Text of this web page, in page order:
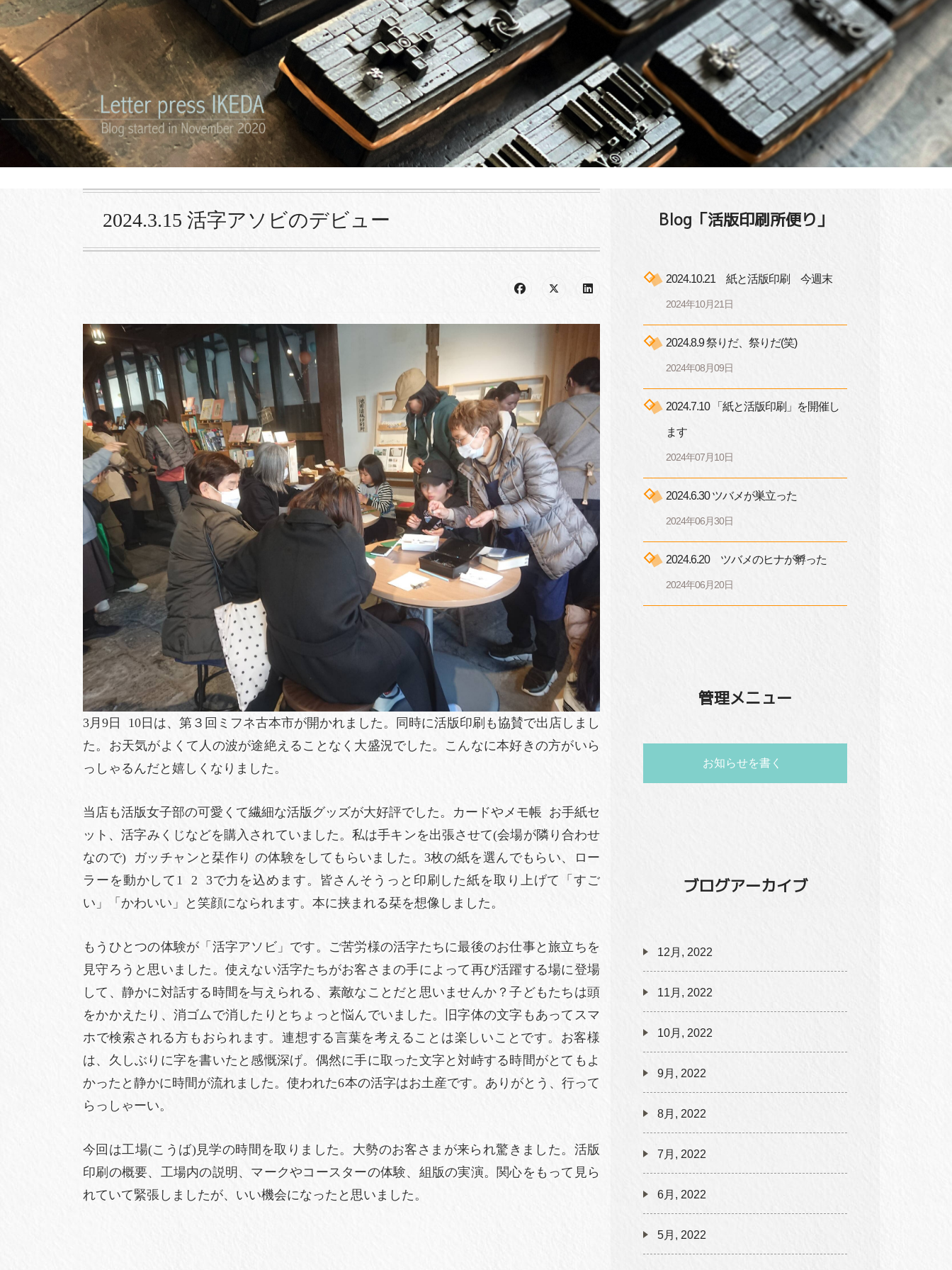
2024.3.15 活字アソビのデビュー
3月9日 10日は、第３回ミフネ古本市が開かれました。同時に活版印刷も協賛で出店しまし
た。お天気がよくて人の波が途絶えることなく大盛況でした。こんなに本好きの方がいら
っしゃるんだと嬉しくなりました。
当店も活版女子部の可愛くて繊細な活版グッズが大好評でした。カードやメモ帳 お手紙セ
ット、活字みくじなどを購入されていました。私は手キンを出張させて(会場が隣り合わせ
なので) ガッチャンと栞作り の体験をしてもらいました。3枚の紙を選んでもらい、ロー
ラーを動かして1 2 3で力を込めます。皆さんそうっと印刷した紙を取り上げて「すご
い」「かわいい」と笑顔になられます。本に挟まれる栞を想像しました。
もうひとつの体験が「活字アソビ」です。ご苦労様の活字たちに最後のお仕事と旅立ちを
見守ろうと思いました。使えない活字たちがお客さまの手によって再び活躍する場に登場
して、静かに対話する時間を与えられる、素敵なことだと思いませんか？子どもたちは頭
をかかえたり、消ゴムで消したりとちょっと悩んでいました。旧字体の文字もあってスマ
ホで検索される方もおられます。連想する言葉を考えることは楽しいことです。お客様
は、久しぶりに字を書いたと感慨深げ。偶然に手に取った文字と対峙する時間がとてもよ
かったと静かに時間が流れました。使われた6本の活字はお土産です。ありがとう、行って
らっしゃーい。
今回は工場(こうば)見学の時間を取りました。大勢のお客さまが来られ驚きました。活版
印刷の概要、工場内の説明、マークやコースターの体験、組版の実演。関心をもって見ら
れていて緊張しましたが、いい機会になったと思いました。
Blog「活版印刷所便り」
2024.10.21 紙と活版印刷 今週末
2024年10月21日
2024.8.9 祭りだ、祭りだ(笑)
2024年08月09日
2024.7.10 「紙と活版印刷」を開催し
ます
2024年07月10日
2024.6.30 ツバメが巣立った
2024年06月30日
2024.6.20 ツバメのヒナが孵った
2024年06月20日
管理メニュー
お知らせを書く
ブログアーカイブ
12月, 2022
11月, 2022
10月, 2022
9月, 2022
8月, 2022
7月, 2022
6月, 2022
5月, 2022